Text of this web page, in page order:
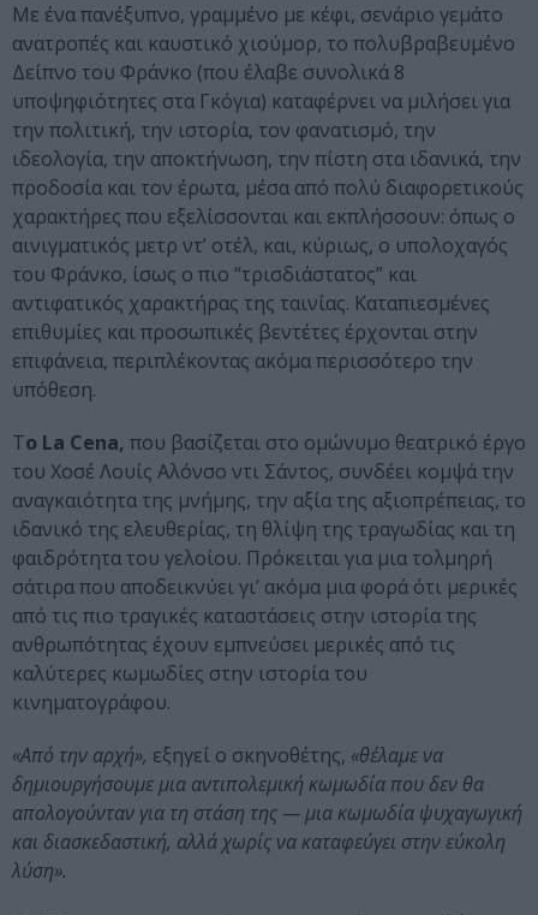
Με ένα πανέξυπνο, γραμμένο με κέφι, σενάριο γεμάτο
ανατροπές και καυστικό χιούμορ, τo πολυβραβευμένο
Δείπνο του Φράνκο (που έλαβε συνολικά 8
υποψηφιότητες στα Γκόγια) καταφέρνει να μιλήσει για
την πολιτική, την ιστορία, τον φανατισμό, την
ιδεολογία, την αποκτήνωση, την πίστη στα ιδανικά, την
προδοσία και τον έρωτα, μέσα από πολύ διαφορετικούς
χαρακτήρες που εξελίσσονται και εκπλήσσουν: όπως ο
αινιγματικός μετρ ντ’ οτέλ, και, κύριως, ο υπολοχαγός
του Φράνκο, ίσως ο πιο “τρισδιάστατος” και
αντιφατικός χαρακτήρας της ταινίας. Καταπιεσμένες
επιθυμίες και προσωπικές βεντέτες έρχονται στην
επιφάνεια, περιπλέκοντας ακόμα περισσότερο την
υπόθεση.
Το La Cena, που βασίζεται στο ομώνυμο θεατρικό έργο
του Χοσέ Λουίς Αλόνσο ντι Σάντος, συνδέει κομψά την
αναγκαιότητα της μνήμης, την αξία της αξιοπρέπειας, το
ιδανικό της ελευθερίας, τη θλίψη της τραγωδίας και τη
φαιδρότητα του γελοίου. Πρόκειται για μια τολμηρή
σάτιρα που αποδεικνύει γι’ ακόμα μια φορά ότι μερικές
από τις πιο τραγικές καταστάσεις στην ιστορία της
ανθρωπότητας έχουν εμπνεύσει μερικές από τις
καλύτερες κωμωδίες στην ιστορία του
κινηματογράφου.
«Από την αρχή», εξηγεί ο σκηνοθέτης, «θέλαμε να
δημιουργήσουμε μια αντιπολεμική κωμωδία που δεν θα
απολογούνταν για τη στάση της — μια κωμωδία ψυχαγωγική
και διασκεδαστική, αλλά χωρίς να καταφεύγει στην εύκολη
λύση».